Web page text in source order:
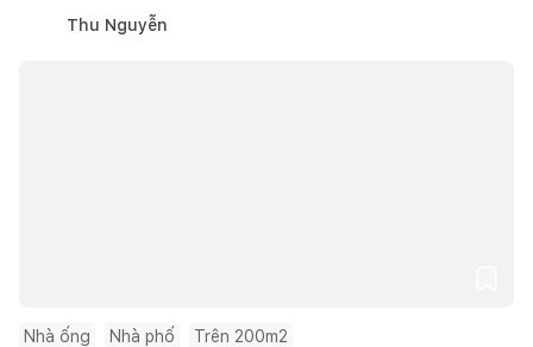
Thu Nguyễn
Nhà ống Nhà phố Trên 200m2